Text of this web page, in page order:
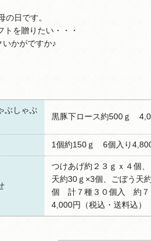
の日です。
トを贈りたい・・・
いかがですか♪
ぶしゃぶ
黒豚下ロース約500ｇ
1個約150ｇ 6個入り
つけあげ約２３ｇｘ４個
天約30ｇ×3個、ごぼう天
個 計７種３０個入 約７
4,000円（税込・送料込）